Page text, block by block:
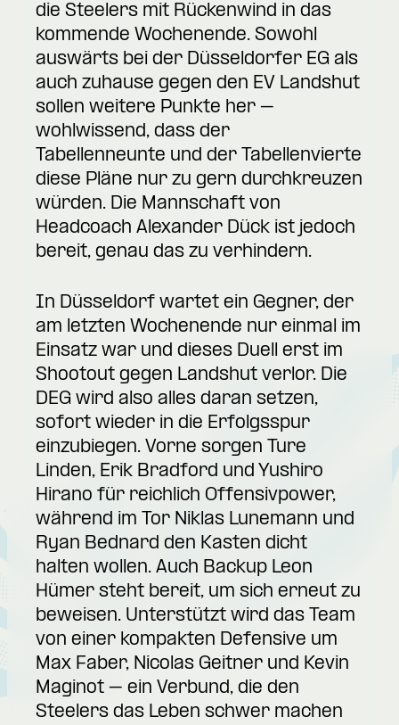
die Steelers mit Rückenwind in das
kommende Wochenende. Sowohl
auswärts bei der Düsseldorfer EG als
auch zuhause gegen den EV Landshut
sollen weitere Punkte her –
wohlwissend, dass der
Tabellenneunte und der Tabellenvierte
diese Pläne nur zu gern durchkreuzen
würden. Die Mannschaft von
Headcoach Alexander Dück ist jedoch
bereit, genau das zu verhindern.
In Düsseldorf wartet ein Gegner, der
am letzten Wochenende nur einmal im
Einsatz war und dieses Duell erst im
Shootout gegen Landshut verlor. Die
DEG wird also alles daran setzen,
sofort wieder in die Erfolgsspur
einzubiegen. Vorne sorgen Ture
Linden, Erik Bradford und Yushiro
Hirano für reichlich Offensivpower,
während im Tor Niklas Lunemann und
Ryan Bednard den Kasten dicht
halten wollen. Auch Backup Leon
Hümer steht bereit, um sich erneut zu
beweisen. Unterstützt wird das Team
von einer kompakten Defensive um
Max Faber, Nicolas Geitner und Kevin
Maginot – ein Verbund, die den
Steelers das Leben schwer machen